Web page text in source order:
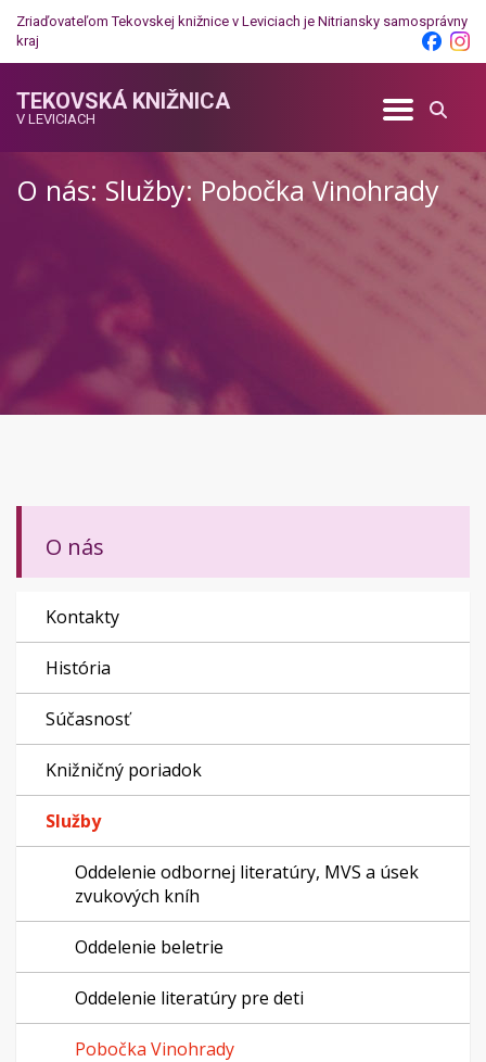
Zriaďovateľom Tekovskej knižnice v Leviciach je Nitriansky samosprávny
kraj
TEKOVSKÁ KNIŽNICA
V LEVICIACH
O nás: Služby: Pobočka Vinohrady
O nás
Kontakty
História
Súčasnosť
Knižničný poriadok
Služby
Oddelenie odbornej literatúry, MVS a úsek
zvukových kníh
Oddelenie beletrie
Oddelenie literatúry pre deti
Pobočka Vinohrady